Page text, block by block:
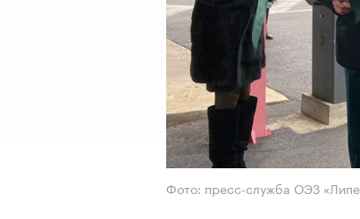
Фото: пресс-служба ОЭЗ